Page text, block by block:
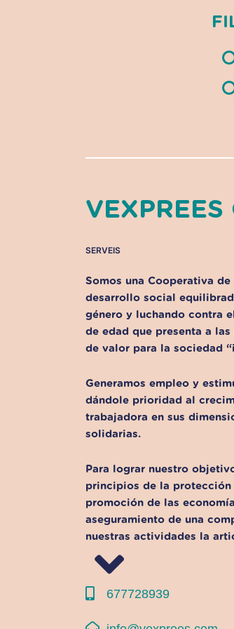
SERVEIS
Somos una Cooperativa
desarrollo social
género y luchando contra
de edad que presenta a
de valor para la sociedad
Generamos empleo y
dándole prioridad al
trabajadora en sus
solidarias.
Para lograr nuestro
principios de la
promoción de las
aseguramiento de una
nuestras actividades la
677728939